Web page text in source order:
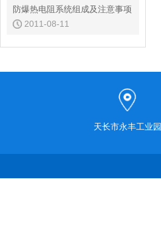
防爆热电阻系统组成及注意事项
2011-08-11
天长市永丰工业园